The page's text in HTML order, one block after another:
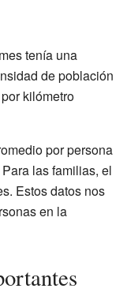
tenía una
de población
kilómetro
por persona
las familias, el
Estos datos nos
en la